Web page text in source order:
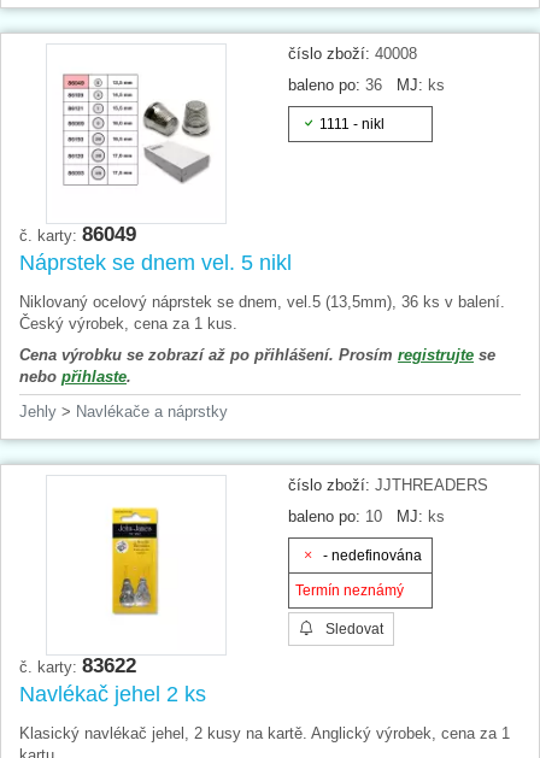
číslo zboží: 40008
baleno po: 36 MJ: ks
1111 - nikl
č. karty: 86049
Náprstek se dnem vel. 5 nikl
Niklovaný ocelový náprstek se dnem, vel.5 (13,5mm), 36 ks v balení.
Český výrobek, cena za 1 kus.
Cena výrobku se zobrazí až po přihlášení. Prosím registrujte se
nebo přihlaste.
Jehly > Navlékače a náprstky
číslo zboží: JJTHREADERS
baleno po: 10 MJ: ks
- nedefinována
Termín neznámý
Sledovat
č. karty: 83622
Navlékač jehel 2 ks
Klasický navlékač jehel, 2 kusy na kartě. Anglický výrobek, cena za 1